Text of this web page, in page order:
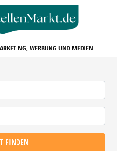
WERBUNG UND MEDIEN
FINDEN